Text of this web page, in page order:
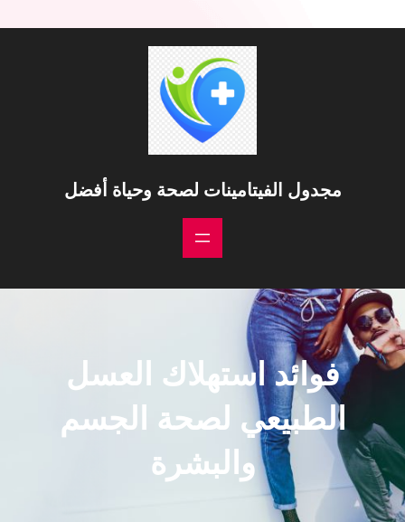
مجدول الفيتامينات لصحة وحياة أفضل
فوائد استهلاك العسل
الطبيعي لصحة الجسم
والبشرة